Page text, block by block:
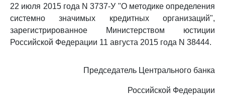
22 июля 2015 года N 3737-У "О методике определения
системно значимых кредитных организаций",
зарегистрированное Министерством юстиции
Российской Федерации 11 августа 2015 года N 38444.
Председатель Центрального банка
Российской Федерации